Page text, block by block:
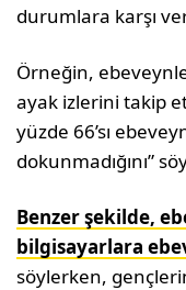
durumlara karşı
Örneğin,
ayak izlerini takip
yüzde 66’sı
dokunmadığını”
Benzer şekilde,
bilgisayarlara
söylerken,